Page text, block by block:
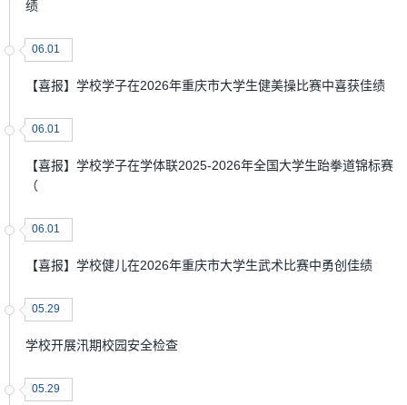
绩
06.01
【喜报】学校学子在2026年重庆市大学生健美操比赛中喜获佳绩
06.01
【喜报】学校学子在学体联2025-2026年全国大学生跆拳道锦标赛
（
06.01
【喜报】学校健儿在2026年重庆市大学生武术比赛中勇创佳绩
05.29
学校开展汛期校园安全检查
05.29